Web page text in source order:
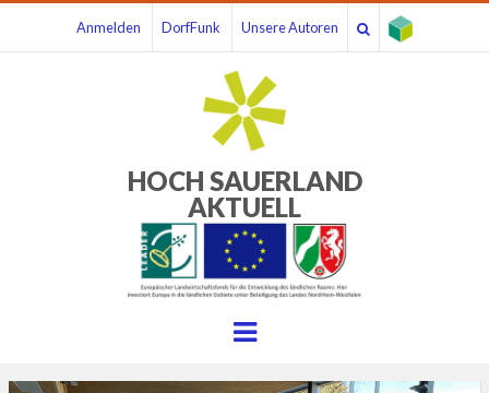
Anmelden DorfFunk Unsere Autoren
HOCH SAUERLAND
AKTUELL
Menu